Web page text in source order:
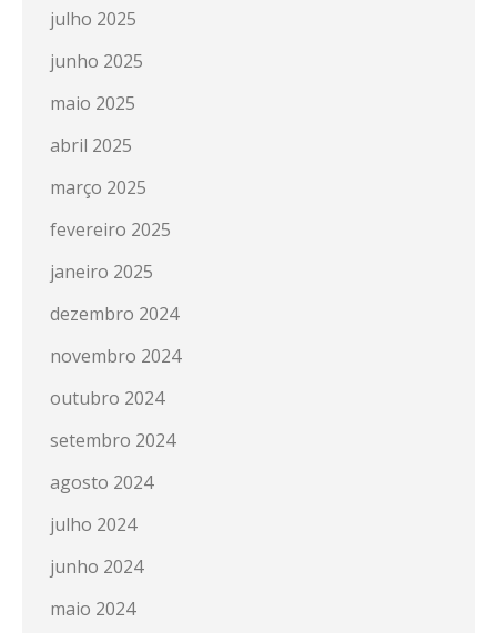
julho 2025
junho 2025
maio 2025
abril 2025
março 2025
fevereiro 2025
janeiro 2025
dezembro 2024
novembro 2024
outubro 2024
setembro 2024
agosto 2024
julho 2024
junho 2024
maio 2024